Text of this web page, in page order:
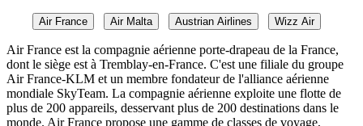
Air France Air Malta Austrian Airlines Wizz Air
Air France est la compagnie aérienne porte-drapeau de la France,
dont le siège est à Tremblay-en-France. C'est une filiale du groupe
Air France-KLM et un membre fondateur de l'alliance aérienne
mondiale SkyTeam. La compagnie aérienne exploite une flotte de
plus de 200 appareils, desservant plus de 200 destinations dans le
monde. Air France propose une gamme de classes de voyage,